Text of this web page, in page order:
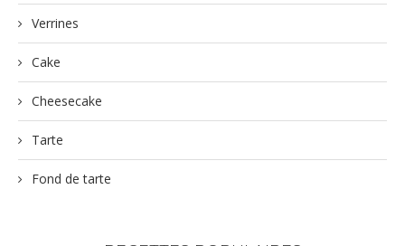
Verrines
Cake
Cheesecake
Tarte
Fond de tarte